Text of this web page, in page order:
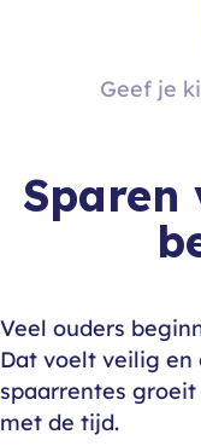
Geef je
Sparen
Veel ouders
Dat voelt veilig en
spaarrentes
met de tijd.